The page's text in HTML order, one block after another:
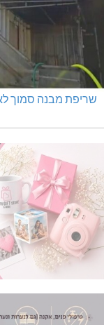
שריפת מבנה סמוך